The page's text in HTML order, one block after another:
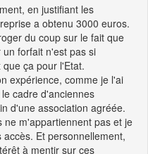
en justifiant les
a obtenu 3000 euros.
du coup sur le fait que
forfait n'est pas si
ça pour l'Etat.
expérience, comme je l'ai
cadre d'anciennes
d'une association agréée.
ne m'appartiennent pas et je
accès. Et personnellement,
à mentir sur ces